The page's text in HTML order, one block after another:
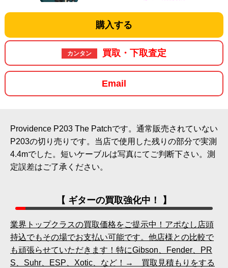
購入する
カンタン 買取・下取査定
Email
Providence P203 The Patchです。通常販売されていない
P203の切り売りです。当店で使用した残りの部分で実測
4.4mでした。短いケーブルは写真にてご判断下さい。測
定誤差はご了承ください。
【 ギターの買取強化中！ 】
業界トップクラスの買取価格をご提示中！アポなし店頭
持込でもその場でお支払い可能です。他店様との比較で
も頑張らせていただきます！特にGibson、Fender、PR
S、Suhr、ESP、Xotic、など！→ 買取見積もりをする